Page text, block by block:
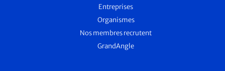
Entreprises
Organismes
Nos membres recrutent
GrandAngle